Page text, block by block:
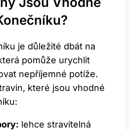
je důležité dbát na
pomůže urychlit
nepříjemné potíže.
které jsou vhodné
lehce stravitelná